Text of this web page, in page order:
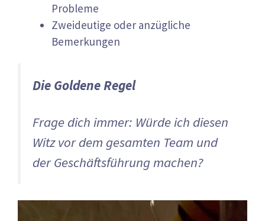
Probleme
Zweideutige oder anzügliche
Bemerkungen
Die Goldene Regel
Frage dich immer: Würde ich diesen
Witz vor dem gesamten Team und
der Geschäftsführung machen?